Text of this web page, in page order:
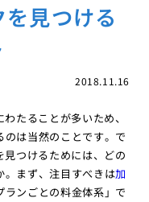
見つける
2018.11.16
たることが多いため、
は当然のことです。で
つけるためには、どの
。まず、注目すべきは加
ランごとの料金体系」で